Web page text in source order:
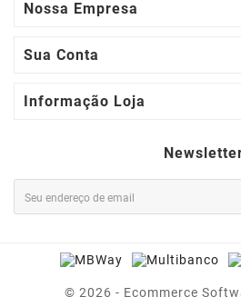
Nossa Empresa
Sua Conta
Informação Loja
© 2026 - Ecommerce